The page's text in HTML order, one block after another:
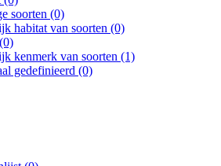
soorten (0)
habitat van soorten (0)
(0)
kenmerk van soorten (1)
gedefinieerd (0)